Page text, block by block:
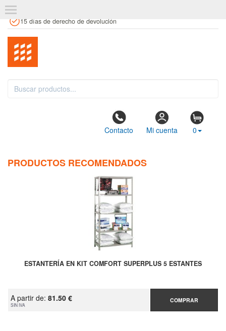
15 días de derecho de devolución
Contacto Mi cuenta 0
PRODUCTOS RECOMENDADOS
ESTANTERÍA EN KIT COMFORT SUPERPLUS 5 ESTANTES
A partir de: 81.50 €
SIN IVA
COMPRAR